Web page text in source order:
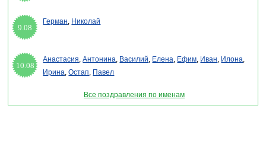
9.08
Герман, Николай
10.08
Анастасия,Антонина, Василий, Елена, Ефим, Иван, Илона,
Ирина,Остап, Павел
Все поздравления по именам